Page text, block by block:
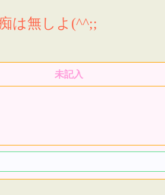
は無しよ(^^;;
未記入